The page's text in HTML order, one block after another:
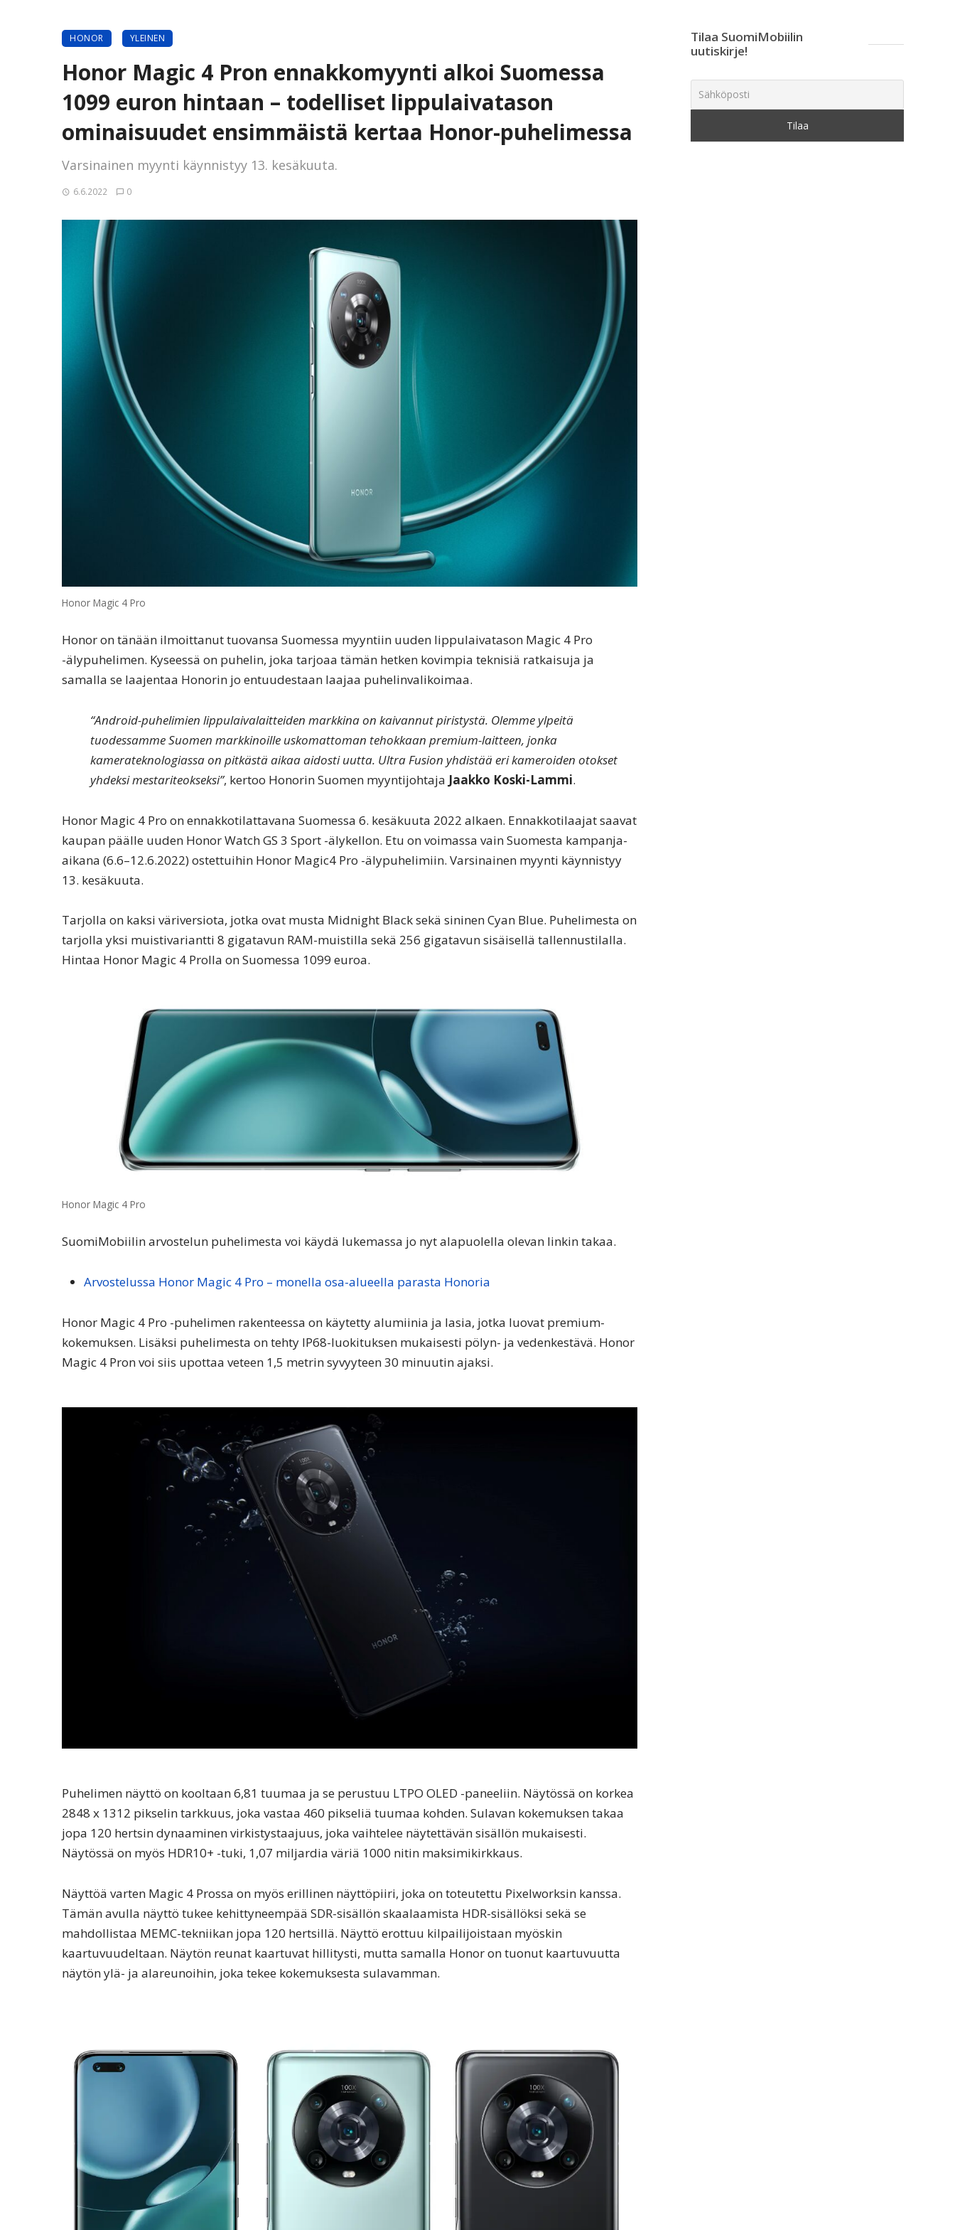
HONOR YLEINEN
Honor Magic 4 Pron ennakkomyynti alkoi Suomessa
1099 euron hintaan – todelliset lippulaivatason
ominaisuudet ensimmäistä kertaa Honor-puhelimessa
Varsinainen myynti käynnistyy 13. kesäkuuta.
6.6.2022 0
Honor Magic 4 Pro
Honor on tänään ilmoittanut tuovansa Suomessa myyntiin uuden lippulaivatason Magic 4 Pro
-älypuhelimen. Kyseessä on puhelin, joka tarjoaa tämän hetken kovimpia teknisiä ratkaisuja ja
samalla se laajentaa Honorin jo entuudestaan laajaa puhelinvalikoimaa.
“Android-puhelimien lippulaivalaitteiden markkina on kaivannut piristystä. Olemme ylpeitä
tuodessamme Suomen markkinoille uskomattoman tehokkaan premium-laitteen, jonka
kamerateknologiassa on pitkästä aikaa aidosti uutta. Ultra Fusion yhdistää eri kameroiden otokset
yhdeksi mestariteokseksi”, kertoo Honorin Suomen myyntijohtaja Jaakko Koski-Lammi.
Honor Magic 4 Pro on ennakkotilattavana Suomessa 6. kesäkuuta 2022 alkaen. Ennakkotilaajat saavat
kaupan päälle uuden Honor Watch GS 3 Sport -älykellon. Etu on voimassa vain Suomesta kampanja-
aikana (6.6–12.6.2022) ostettuihin Honor Magic4 Pro -älypuhelimiin. Varsinainen myynti käynnistyy
13. kesäkuuta.
Tarjolla on kaksi väriversiota, jotka ovat musta Midnight Black sekä sininen Cyan Blue. Puhelimesta on
tarjolla yksi muistivariantti 8 gigatavun RAM-muistilla sekä 256 gigatavun sisäisellä tallennustilalla.
Hintaa Honor Magic 4 Prolla on Suomessa 1099 euroa.
Honor Magic 4 Pro
SuomiMobiilin arvostelun puhelimesta voi käydä lukemassa jo nyt alapuolella olevan linkin takaa.
Arvostelussa Honor Magic 4 Pro – monella osa-alueella parasta Honoria
Honor Magic 4 Pro -puhelimen rakenteessa on käytetty alumiinia ja lasia, jotka luovat premium-
kokemuksen. Lisäksi puhelimesta on tehty IP68-luokituksen mukaisesti pölyn- ja vedenkestävä. Honor
Magic 4 Pron voi siis upottaa veteen 1,5 metrin syvyyteen 30 minuutin ajaksi.
Puhelimen näyttö on kooltaan 6,81 tuumaa ja se perustuu LTPO OLED -paneeliin. Näytössä on korkea
2848 x 1312 pikselin tarkkuus, joka vastaa 460 pikseliä tuumaa kohden. Sulavan kokemuksen takaa
jopa 120 hertsin dynaaminen virkistystaajuus, joka vaihtelee näytettävän sisällön mukaisesti.
Näytössä on myös HDR10+ -tuki, 1,07 miljardia väriä 1000 nitin maksimikirkkaus.
Näyttöä varten Magic 4 Prossa on myös erillinen näyttöpiiri, joka on toteutettu Pixelworksin kanssa.
Tämän avulla näyttö tukee kehittyneempää SDR-sisällön skaalaamista HDR-sisällöksi sekä se
mahdollistaa MEMC-tekniikan jopa 120 hertsillä. Näyttö erottuu kilpailijoistaan myöskin
kaartuvuudeltaan. Näytön reunat kaartuvat hillitysti, mutta samalla Honor on tuonut kaartuvuutta
näytön ylä- ja alareunoihin, joka tekee kokemuksesta sulavamman.
Tilaa SuomiMobiilin
uutiskirje!